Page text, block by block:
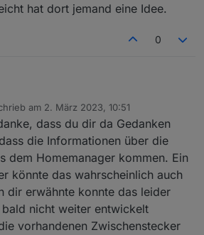
auch nicht. Besonders ärgerlich für
und bei dem diese Dosen nicht mehr
hat dort jemand eine Idee.
0
obsolet. Und ob der die
unterstützt hat, weiß ich nicht.
ursprüngliche Frage doch mal im Forum
topic/1100/sma-
Vielleicht hat dort jemand eine Idee.
am 2. März 2023, 10:51
editiert von
dass du dir da Gedanken
die Informationen über die
dem Homemanager kommen. Ein
könnte das wahrscheinlich auch
dir erwähnte konnte das leider
nicht weiter entwickelt
vorhandenen Zwischenstecker